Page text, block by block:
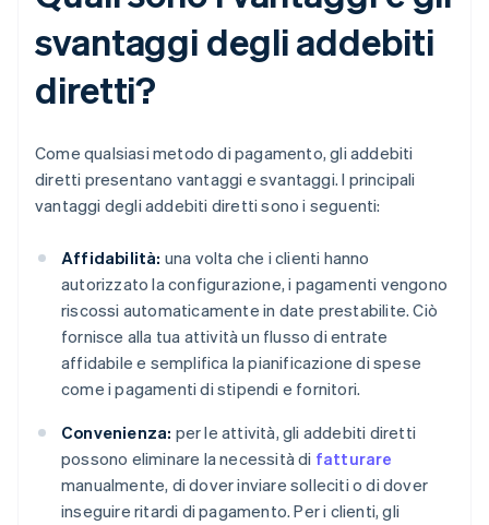
svantaggi degli addebiti
diretti?
Come qualsiasi metodo di pagamento, gli addebiti
diretti presentano vantaggi e svantaggi. I principali
vantaggi degli addebiti diretti sono i seguenti:
Affidabilità: una volta che i clienti hanno
autorizzato la configurazione, i pagamenti vengono
riscossi automaticamente in date prestabilite. Ciò
fornisce alla tua attività un flusso di entrate
affidabile e semplifica la pianificazione di spese
come i pagamenti di stipendi e fornitori.
Convenienza: per le attività, gli addebiti diretti
possono eliminare la necessità di fatturare
manualmente, di dover inviare solleciti o di dover
inseguire ritardi di pagamento. Per i clienti, gli